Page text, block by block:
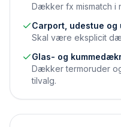
Dækker fx mismatch i
Carport, udestue og
Skal være eksplicit
Glas- og
Dækker termoruder
tilvalg.